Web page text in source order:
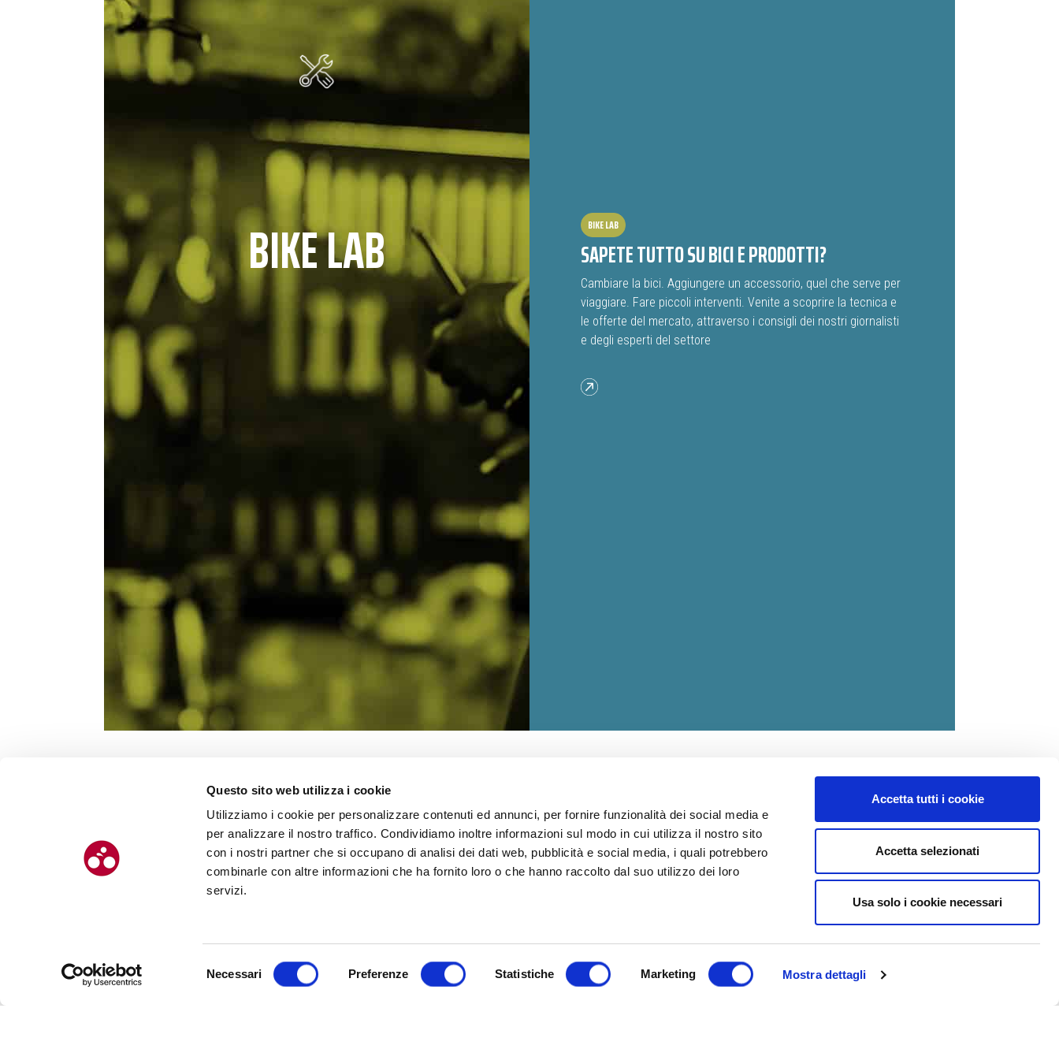
Questo sito web utilizza i cookie
Utilizziamo i cookie per personalizzare contenuti ed annunci, per fornire funzionalità dei social media e
per analizzare il nostro traffico. Condividiamo inoltre informazioni sul modo in cui utilizza il nostro sito
con i nostri partner che si occupano di analisi dei dati web, pubblicità e social media, i quali potrebbero
combinarle con altre informazioni che ha fornito loro o che hanno raccolto dal suo utilizzo dei loro
servizi.
Necessari Preferenze Statistiche Marketing Mostra dettagli
Accetta tutti i cookie
Accetta selezionati
Usa solo i cookie necessari
BIKE LAB BIKE LAB
SAPETE TUTTO SU BICI E PRODOTTI?
Cambiare la bici. Aggiungere un accessorio, quel che serve per
viaggiare. Fare piccoli interventi. Venite a scoprire la tecnica e
le offerte del mercato, attraverso i consigli dei nostri giornalisti
e degli esperti del settore
professionistico da cui nasce la nostra passione.
LEGGI bici.PRO